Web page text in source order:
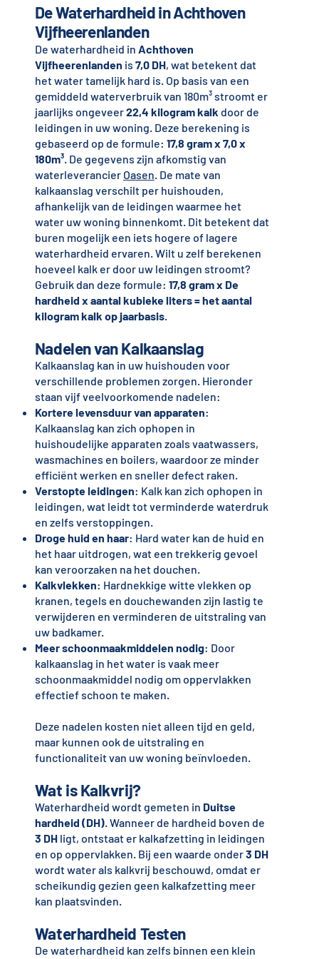
De Waterhardheid in Achthoven
Vijfheerenlanden
De waterhardheid in Achthoven
Vijfheerenlanden is 7,0 DH, wat betekent dat
het water tamelijk hard is. Op basis van een
gemiddeld waterverbruik van 180m³ stroomt er
jaarlijks ongeveer22,4 kilogram kalk door de
leidingen in uw woning. Deze berekening is
gebaseerd op de formule: 17,8 gram x 7,0 x
180m³. De gegevens zijn afkomstig van
waterleverancier Oasen. De mate van
kalkaanslag verschilt per huishouden,
afhankelijk van de leidingen waarmee het
water uw woning binnenkomt. Dit betekent dat
buren mogelijk een iets hogere of lagere
waterhardheid ervaren. Wilt u zelf berekenen
hoeveel kalk er door uw leidingen stroomt?
Gebruik dan deze formule: 17,8 gram x De
hardheid x aantal kubieke liters = het aantal
kilogram kalk op jaarbasis.
Nadelen van Kalkaanslag
Kalkaanslag kan in uw huishouden voor
verschillende problemen zorgen. Hieronder
staan vijf veelvoorkomende nadelen:
Kortere levensduur van apparaten:
Kalkaanslag kan zich ophopen in
huishoudelijke apparaten zoals vaatwassers,
wasmachines en boilers, waardoor ze minder
efficiënt werken en sneller defect raken.
Verstopte leidingen: Kalk kan zich ophopen in
leidingen, wat leidt tot verminderde waterdruk
en zelfs verstoppingen.
Droge huid en haar: Hard water kan de huid en
het haar uitdrogen, wat een trekkerig gevoel
kan veroorzaken na het douchen.
Kalkvlekken: Hardnekkige witte vlekken op
kranen, tegels en douchewanden zijn lastig te
verwijderen en verminderen de uitstraling van
uw badkamer.
Meer schoonmaakmiddelen nodig: Door
kalkaanslag in het water is vaak meer
schoonmaakmiddel nodig om oppervlakken
effectief schoon te maken.
Deze nadelen kosten niet alleen tijd en geld,
maar kunnen ook de uitstraling en
functionaliteit van uw woning beïnvloeden.
Wat is Kalkvrij?
Waterhardheid wordt gemeten in Duitse
hardheid (DH). Wanneer de hardheid boven de
3 DHligt, ontstaat er kalkafzetting in leidingen
en op oppervlakken. Bij een waarde onder3 DH
wordt water als kalkvrij beschouwd, omdat er
scheikundig gezien geen kalkafzetting meer
kan plaatsvinden.
Waterhardheid Testen
De waterhardheid kan zelfs binnen een klein